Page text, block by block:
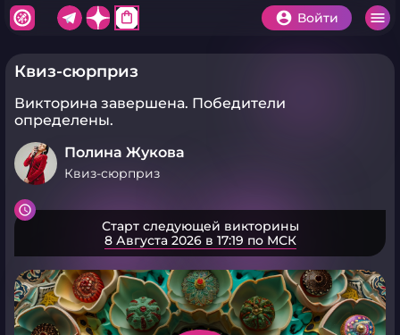
shopping_bag Войти
Квиз-сюрприз
Викторина завершена. Победители
определены.
Полина Жукова
Квиз-сюрприз
Старт следующей викторины
8 Августа 2026 в 17:19 по МСК